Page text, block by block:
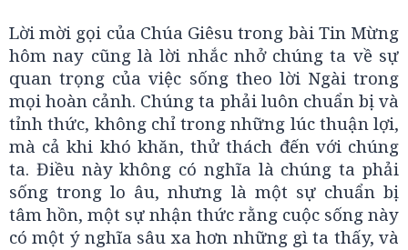
Lời mời gọi của Chúa Giêsu trong bài Tin Mừng
hôm nay cũng là lời nhắc nhở chúng ta về sự
quan trọng của việc sống theo lời Ngài trong
mọi hoàn cảnh. Chúng ta phải luôn chuẩn bị và
tỉnh thức, không chỉ trong những lúc thuận lợi,
mà cả khi khó khăn, thử thách đến với chúng
ta. Điều này không có nghĩa là chúng ta phải
sống trong lo âu, nhưng là một sự chuẩn bị
tâm hồn, một sự nhận thức rằng cuộc sống này
có một ý nghĩa sâu xa hơn những gì ta thấy, và